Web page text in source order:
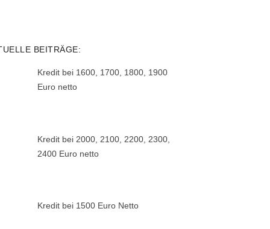
BEITRÄGE:
Kredit bei 1600, 1700, 1800, 1900
Euro netto
Kredit bei 2000, 2100, 2200, 2300,
2400 Euro netto
Kredit bei 1500 Euro Netto